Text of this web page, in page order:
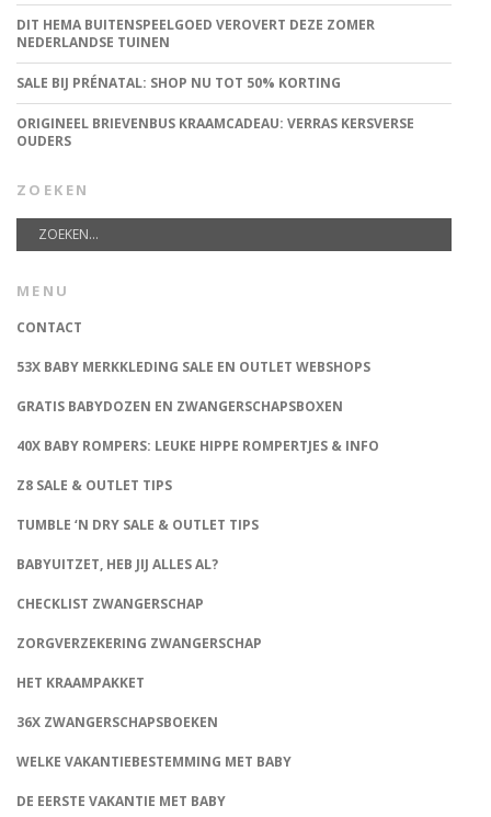
DIT HEMA BUITENSPEELGOED VEROVERT DEZE ZOMER
NEDERLANDSE TUINEN
SALE BIJ PRÉNATAL: SHOP NU TOT 50% KORTING
ORIGINEEL BRIEVENBUS KRAAMCADEAU: VERRAS KERSVERSE
OUDERS
ZOEKEN
MENU
CONTACT
53X BABY MERKKLEDING SALE EN OUTLET WEBSHOPS
GRATIS BABYDOZEN EN ZWANGERSCHAPSBOXEN
40X BABY ROMPERS: LEUKE HIPPE ROMPERTJES & INFO
Z8 SALE & OUTLET TIPS
TUMBLE ‘N DRY SALE & OUTLET TIPS
BABYUITZET, HEB JIJ ALLES AL?
CHECKLIST ZWANGERSCHAP
ZORGVERZEKERING ZWANGERSCHAP
HET KRAAMPAKKET
36X ZWANGERSCHAPSBOEKEN
WELKE VAKANTIEBESTEMMING MET BABY
DE EERSTE VAKANTIE MET BABY